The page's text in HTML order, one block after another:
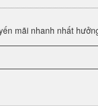
mãi nhanh nhất